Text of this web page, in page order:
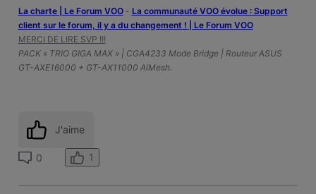
La charte | Le Forum VOO- ‎La communauté VOO évolue : Support
client sur le forum, il y a du changement ! | Le Forum VOO
MERCI DE LIRE SVP !!!
PACK « TRIO GIGA MAX » | CGA4233 Mode Bridge | Routeur ASUS
GT-AXE16000 + GT-AX11000 AiMesh.
J'aime
0 1